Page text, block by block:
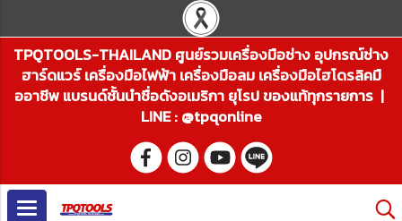
TPQTOOLS-THAILAND ศูนย์รวมเครื่องมือช่าง อุปกรณ์ช่าง
ฮาร์ดแวร์ เครื่องมือไฟฟ้า เครื่องมือลม เครื่องมือไฮโดรลิคมื
ออาชีพ แบรนด์ชั้นนำชื่อดังอเมริกา ยุโรป ของแท้ทุกรายการ |
LINE : @tpqonline